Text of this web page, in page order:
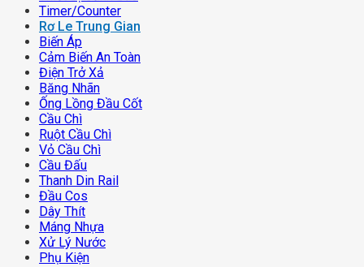
Timer/counter
Rơ Le Trung Gian
Biến Áp
Cảm Biến An Toàn
Điện Trở Xả
Băng Nhãn
Ống Lồng Đầu Cốt
Cầu Chì
Ruột Cầu Chì
Vỏ Cầu Chì
Cầu Đấu
Thanh Din Rail
Đầu Cos
Dây Thít
Máng Nhựa
Xử Lý Nước
Phụ Kiện